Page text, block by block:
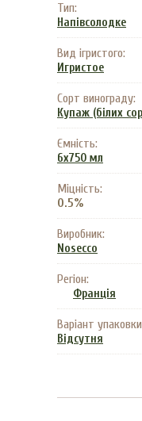
Тип:
Напівсолодке
Вид ігристого:
Игристое
Сорт винограду:
Купаж (білих
Ємність:
6x750 мл
Міцність:
0.5%
Виробник:
Nosecco
Регіон:
Франція
Варіант
Відсутня